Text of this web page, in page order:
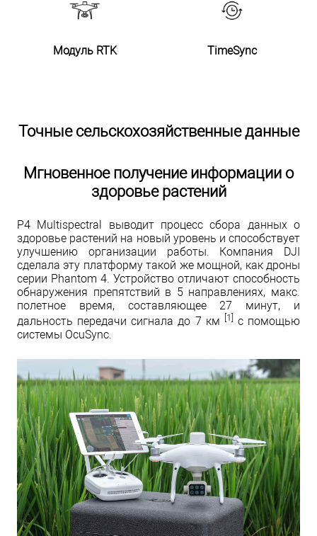
Модуль RTK TimeSync
Точные сельскохозяйственные данные
Мгновенное получение информации о
здоровье растений
P4 Multispectral выводит процесс сбора данных о
здоровье растений на новый уровень и способствует
улучшению организации работы. Компания DJI
сделала эту платформу такой же мощной, как дроны
серии Phantom 4. Устройство отличают способность
обнаружения препятствий в 5 направлениях, макс.
полетное время, составляющее 27 минут, и
дальность передачи сигнала до 7 км [1]с помощью
системы OcuSync.